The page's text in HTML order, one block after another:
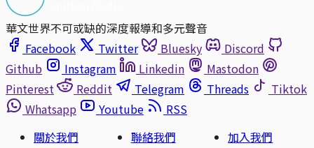
華文世界不可或缺的深度報導和多元聲音
Facebook
Twitter Bluesky
Discord
Github
Instagram Linkedin
Mastodon
Pinterest
Reddit Telegram Threads
Tiktok
Whatsapp
Youtube
RSS
關於我們
聯絡我們
加入我們